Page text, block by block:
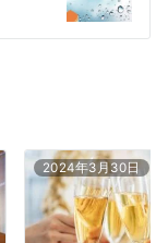
2024年3月30日